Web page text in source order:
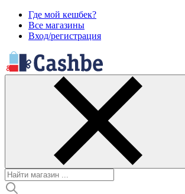
Где мой кешбек?
Все магазины
Вход/регистрация